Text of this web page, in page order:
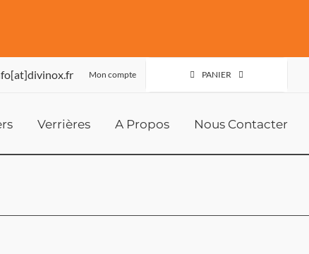
Mon compte PANIER
Verrières A Propos Nous Contacter